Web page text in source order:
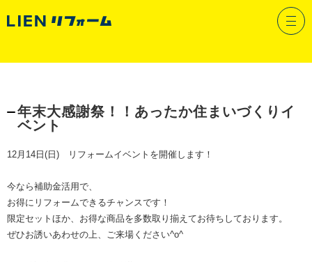
年末大感謝祭！！あったか住まいづくりイ
ベント
12月14日(日) リフォームイベントを開催します！
今なら補助金活用で、
お得にリフォームできるチャンスです！
限定セットほか、お得な商品を多数取り揃えてお待ちしております。
ぜひお誘いあわせの上、ご来場ください^o^